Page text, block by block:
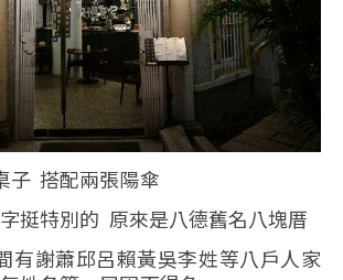
子 搭配兩張陽傘
挺特別的 原來是八德舊名八塊厝
有謝蕭邱呂賴黃吳李姓等八戶人家